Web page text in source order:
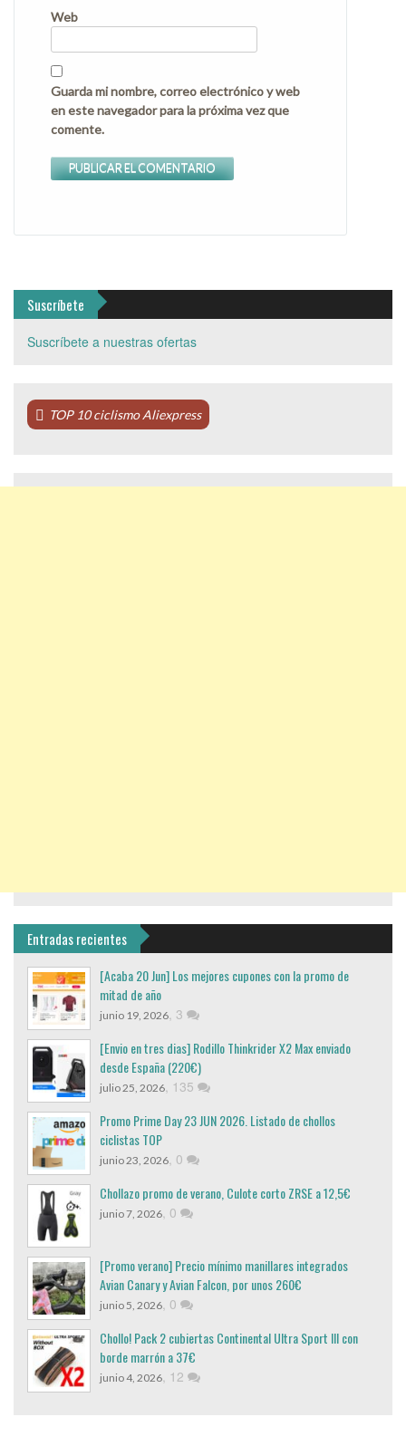
Web
Guarda mi nombre, correo electrónico y web
en este navegador para la próxima vez que
comente.
Suscríbete
Suscríbete a nuestras ofertas
TOP 10 ciclismo Aliexpress
Entradas recientes
[Acaba 20 Jun] Los mejores cupones con la promo de
mitad de año
junio 19, 2026, 3
[Envio en tres dias] Rodillo Thinkrider X2 Max enviado
desde España (220€)
julio 25, 2026, 135
Promo Prime Day 23 JUN 2026. Listado de chollos
ciclistas TOP
junio 23, 2026, 0
Chollazo promo de verano, Culote corto ZRSE a 12,5€
junio 7, 2026, 0
[Promo verano] Precio mínimo manillares integrados
Avian Canary y Avian Falcon, por unos 260€
junio 5, 2026, 0
Chollo! Pack 2 cubiertas Continental Ultra Sport III con
borde marrón a 37€
junio 4, 2026, 12